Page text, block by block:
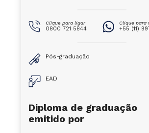
Clique para ligar
0800 721 5844
Clique para
+55 (11)
Pós-graduação
EAD
Diploma de graduação
emitido por